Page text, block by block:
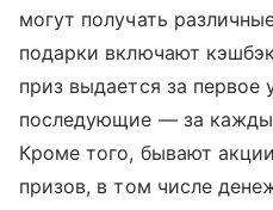
могут получать
подарки включают
приз выдается за первое
последующие — за
Кроме того, бывают
призов, в том числе